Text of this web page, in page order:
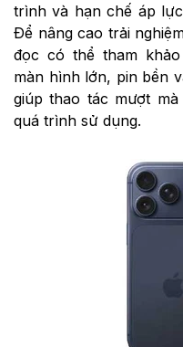
trình và hạn chế áp
Để nâng cao trải
đọc có thể tham
màn hình lớn, pin bền
giúp thao tác mượt
quá trình sử dụng.